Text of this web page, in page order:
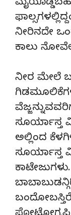
ನೀರಿನದೇ
ಕಾಲು
ನೀರ ಮೇಲೆ
ಸೂರ್ಯಾಸ್ತ
ಅಲ್ಲಿಂದ
ಸೂರ್ಯಾಸ್ತ